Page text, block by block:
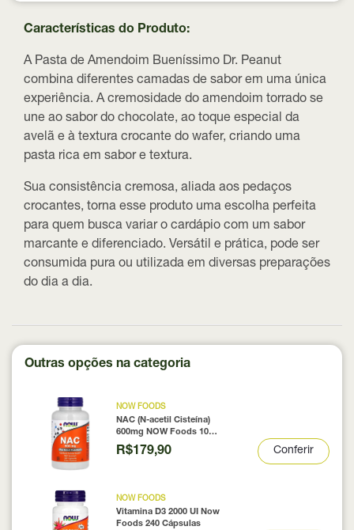
Características do Produto:
A Pasta de Amendoim Bueníssimo Dr. Peanut
combina diferentes camadas de sabor em uma única
experiência. A cremosidade do amendoim torrado se
une ao sabor do chocolate, ao toque especial da
avelã e à textura crocante do wafer, criando uma
pasta rica em sabor e textura.
Sua consistência cremosa, aliada aos pedaços
crocantes, torna esse produto uma escolha perfeita
para quem busca variar o cardápio com um sabor
marcante e diferenciado. Versátil e prática, pode ser
consumida pura ou utilizada em diversas preparações
do dia a dia.
Outras opções na categoria
NOW FOODS
NAC (N-acetil Cisteína)
600mg NOW Foods 100
Cápsulas
R$179,90 Conferir
NOW FOODS
Vitamina D3 2000 UI Now
Foods 240 Cápsulas